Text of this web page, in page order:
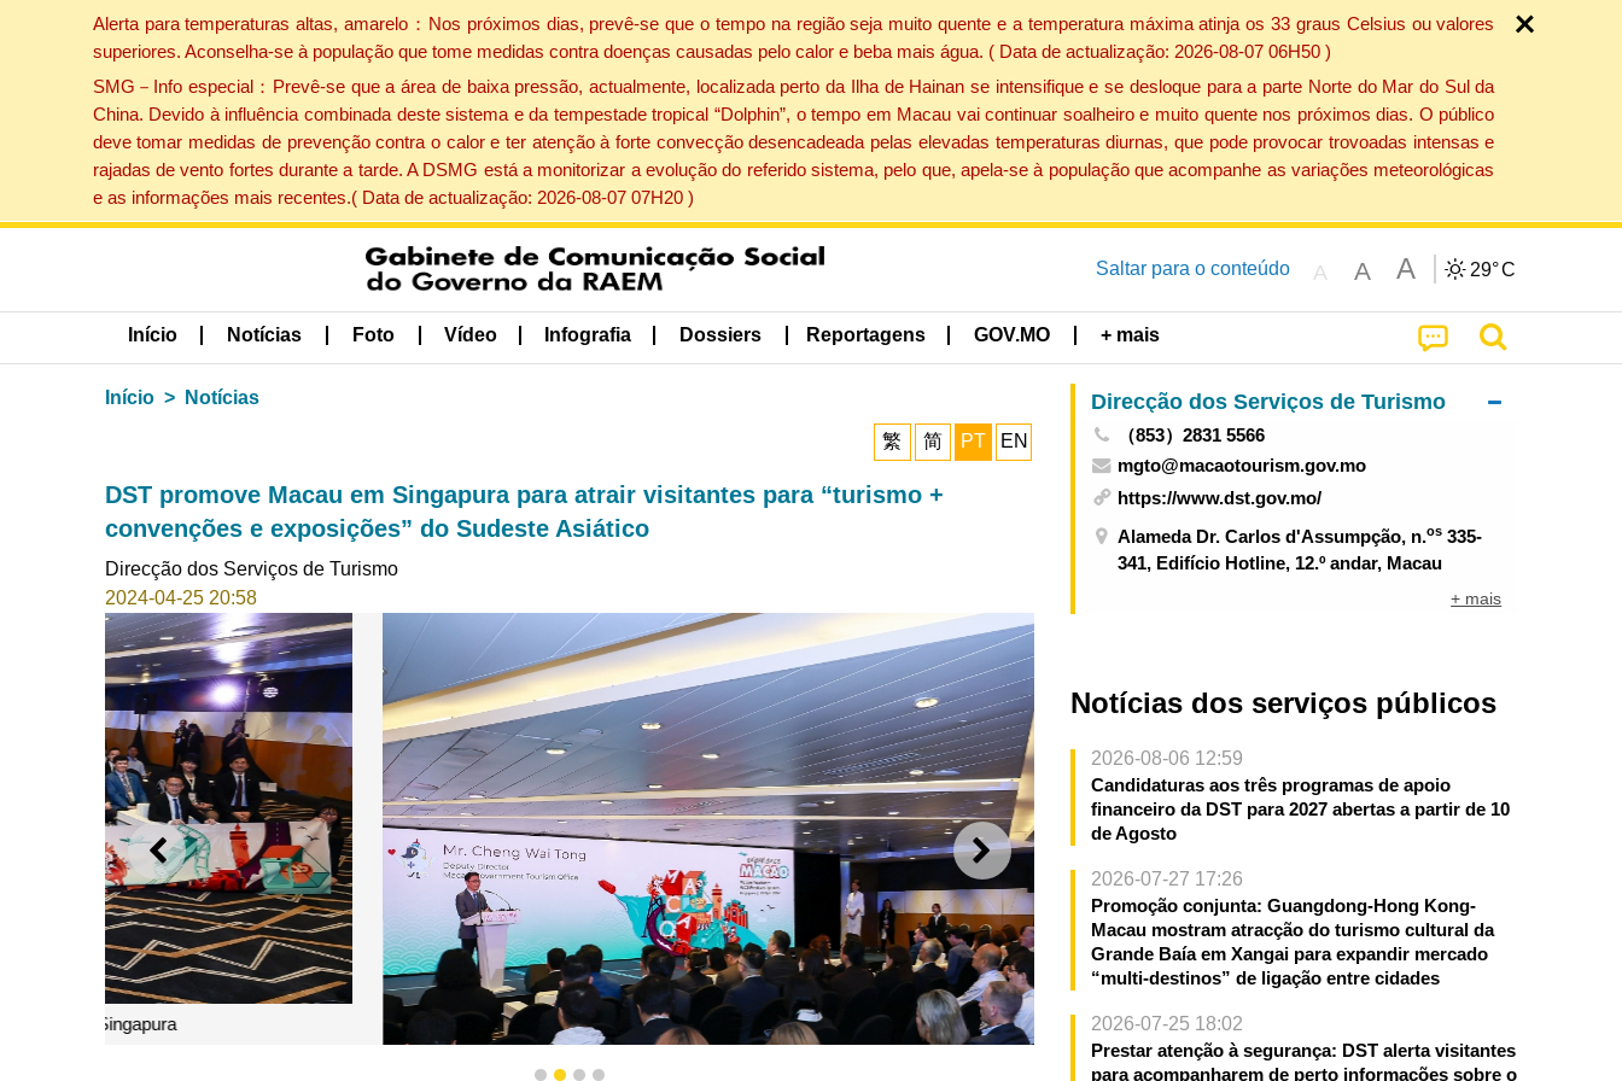
Alerta para temperaturas altas, amarelo：Nos próximos dias, prevê-se que o tempo na região seja muito quente e a temperatura máxima atinja os 33 graus Celsius ou valores
superiores. Aconselha-se à população que tome medidas contra doenças causadas pelo calor e beba mais água. ( Data de actualização: 2026-08-07 06H50 )
SMG－Info especial：Prevê-se que a área de baixa pressão, actualmente, localizada perto da Ilha de Hainan se intensifique e se desloque para a parte Norte do Mar do Sul da
China. Devido à influência combinada deste sistema e da tempestade tropical “Dolphin”, o tempo em Macau vai continuar soalheiro e muito quente nos próximos dias. O público
deve tomar medidas de prevenção contra o calor e ter atenção à forte convecção desencadeada pelas elevadas temperaturas diurnas, que pode provocar trovoadas intensas e
rajadas de vento fortes durante a tarde. A DSMG está a monitorizar a evolução do referido sistema, pelo que, apela-se à população que acompanhe as variações meteorológicas
e as informações mais recentes.( Data de actualização: 2026-08-07 07H20 )
Saltar para o conteúdo A A A 29°C
Início Notícias Foto Vídeo Infografia Dossiers Reportagens GOV.MO + mais
Início Notícias
繁 简 PT EN
DST promove Macau em Singapura para atrair visitantes para “turismo +
convenções e exposições” do Sudeste Asiático
Direcção dos Serviços de Turismo
2024-04-25 20:58
ANTERIOR SEGUINTE
Direcção dos Serviços de Turismo
（853）2831 5566
mgto@macaotourism.gov.mo
https://www.dst.gov.mo/
Alameda Dr. Carlos d'Assumpção, n.os 335-
341, Edifício Hotline, 12.º andar, Macau
+ mais
Notícias dos serviços públicos
2026-08-06 12:59
Candidaturas aos três programas de apoio
financeiro da DST para 2027 abertas a partir de 10
de Agosto
2026-07-27 17:26
Promoção conjunta: Guangdong-Hong Kong-
Macau mostram atracção do turismo cultural da
Grande Baía em Xangai para expandir mercado
“multi-destinos” de ligação entre cidades
2026-07-25 18:02
Prestar atenção à segurança: DST alerta visitantes
para acompanharem de perto informações sobre o